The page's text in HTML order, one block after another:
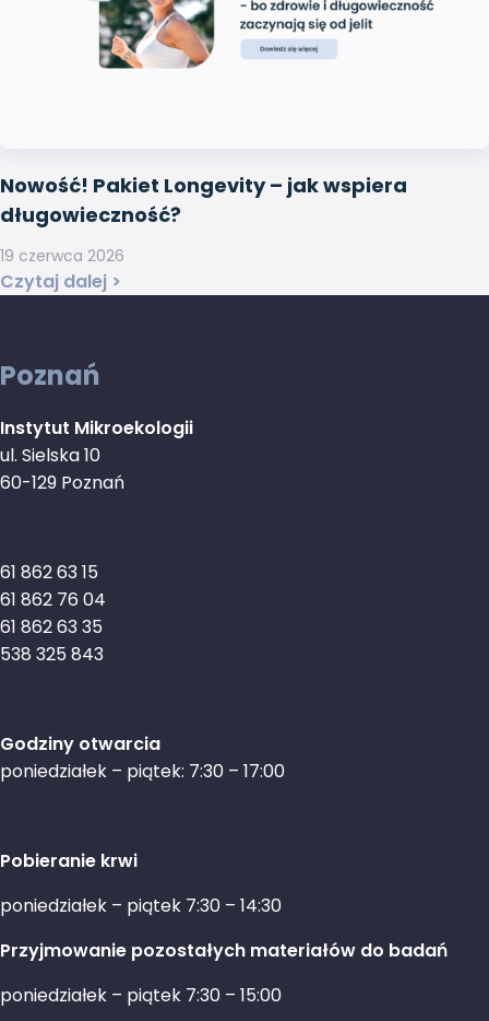
Nowość! Pakiet Longevity – jak wspiera
długowieczność?
Czytaj dalej >
19 czerwca 2026
Poznań
Instytut Mikroekologii
ul. Sielska 10
60-129 Poznań
61 862 63 15
61 862 76 04
61 862 63 35
538 325 843
Godziny otwarcia
poniedziałek – piątek: 7:30 – 17:00
Pobieranie krwi
poniedziałek – piątek 7:30 – 14:30
Przyjmowanie pozostałych materiałów do badań
poniedziałek – piątek 7:30 – 15:00